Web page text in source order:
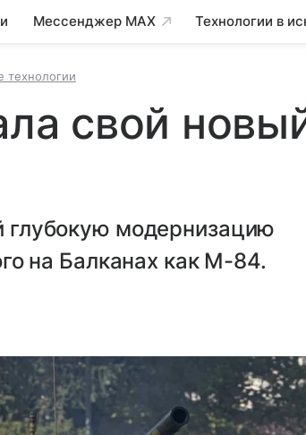
Мессенджер MAX Технологии в
технологии
свой
глубокую модернизацию
на Балканах как М-84.